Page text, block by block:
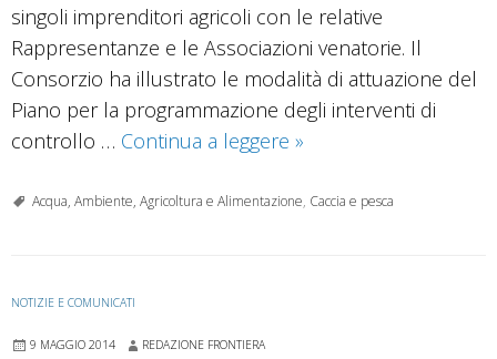
singoli imprenditori agricoli con le relative
Rappresentanze e le Associazioni venatorie. Il
Consorzio ha illustrato le modalità di attuazione del
Piano per la programmazione degli interventi di
controllo … Continua a leggere Danni
cinghiali:
»
Acqua, Ambiente, Agricoltura e Alimentazione, Caccia e pesca
NOTIZIE E COMUNICATI
9 MAGGIO 2014 REDAZIONE FRONTIERA